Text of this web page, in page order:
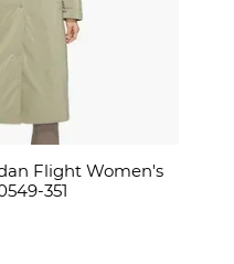
Flight Women's
351